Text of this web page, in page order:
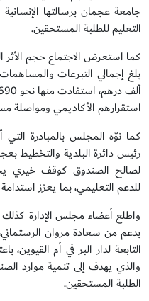
جامعة عجمان برسالتها
التعليم للطلبة المستحقين.
كما استعرض الاجتماع حجم الأثر
استقرارهم الأكاديمي ومواصلة
كما نوّه المجلس بالمبادرة
رئيس دائرة البلدية والتخطيط
لصالح الصندوق كوقف خيري
للدعم التعليمي، بما يعزز
واطلع أعضاء مجلس الإدارة
بدعم من سعادة مروان
التابعة لدار البر في أم
والذي يهدف إلى تنمية موارد
الطلبة المستحقين.